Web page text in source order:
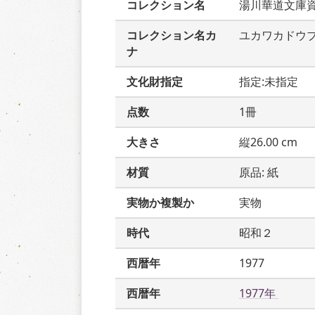
コレクション名
湯川華道文庫
コレクション名カ
ナ
ユカワカドウ
文化財指定
指定:未指定
点数
1冊
大きさ
縦26.00 cm
材質
原品: 紙
実物か複製か
実物
時代
昭和２
西暦年
1977
西暦年
1977年